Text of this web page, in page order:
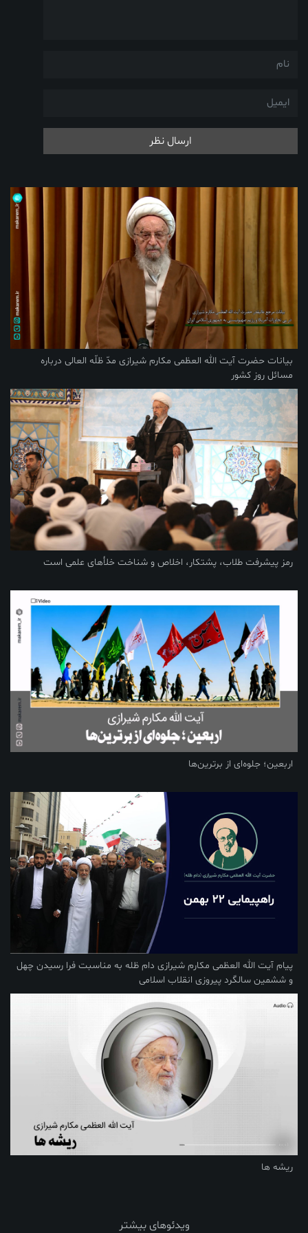
ارسال نظر
بیانات حضرت آیت الله العظمی مکارم شیرازی مدّ ظلّه العالی درباره
مسائل روز کشور
رمز پیشرفت طلاب، پشتکار، اخلاص و شناخت خلأهای علمی است
اربعین؛ جلوه‌ای از برترین‌ها
پیام آیت الله العظمی مکارم شیرازی دام ظله به مناسبت فرا رسیدن چهل
و ششمین سالگرد پیروزی انقلاب اسلامی
ریشه ها
ویدئوهای بیشتر